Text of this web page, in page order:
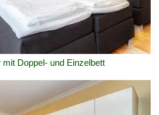
Doppel- und Einzelbett